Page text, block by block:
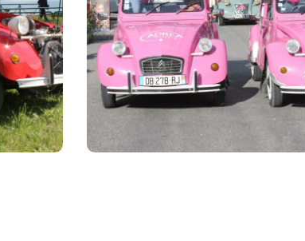
Annecy 2
##07 Annecy #2016